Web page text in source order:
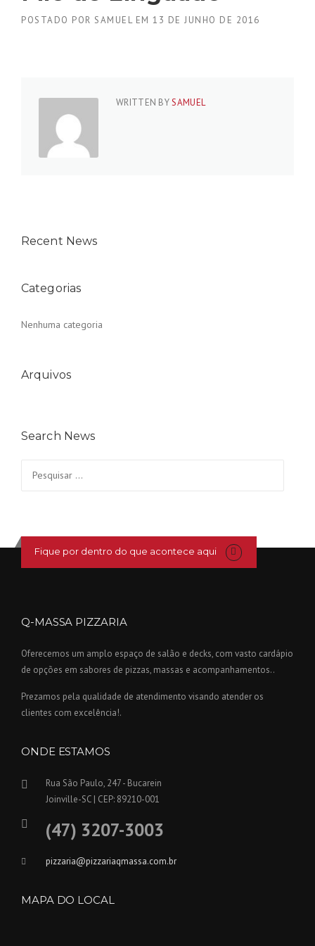
POSTADO POR SAMUELEM 13 DE JUNHO DE 2016
WRITTEN BYSAMUEL
Recent News
Categorias
Nenhuma categoria
Arquivos
Search News
Fique por dentro do que acontece aqui
Q-MASSA PIZZARIA
Oferecemos um amplo espaço de salão e decks, com vasto cardápio
de opções em sabores de pizzas, massas e acompanhamentos..
Prezamos pela qualidade de atendimento visando atender os
clientes com excelência!.
ONDE ESTAMOS
Rua São Paulo, 247 - Bucarein
Joinville-SC | CEP: 89210-001
(47) 3207-3003
pizzaria@pizzariaqmassa.com.br
MAPA DO LOCAL